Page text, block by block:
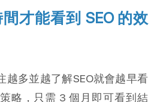
才能看到 SEO 的效
越多並越了解SEO就會越早看
略，只需 3 個月即可看到結